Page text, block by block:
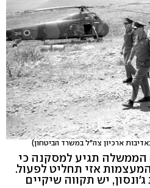
ארכיון צה"ל במשרד הביטחון)
הממשלה תגיע למסקנה כי
אזי תחליט לפעול.
יש תקווה שיקיים